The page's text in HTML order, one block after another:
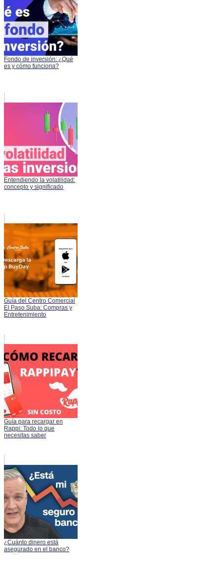
Fondo de inversión: ¿Qué
es y cómo funciona?
Entendiendo la volatilidad:
concepto y significado
Guía del Centro Comercial
El Paso Suba: Compras y
Entretenimiento
Guía para recargar en
Rappi: Todo lo que
necesitas saber
¿Cuánto dinero está
asegurado en el banco?